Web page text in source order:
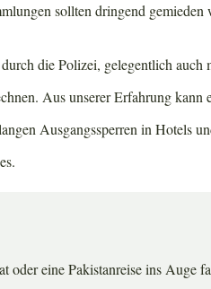
sollten dringend gemieden
die Polizei, gelegentlich
Aus unserer Erfahrung kann
Ausgangssperren in Hotels
oder eine Pakistanreise ins Auge